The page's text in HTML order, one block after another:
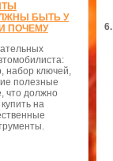
БЫТЬ У
ПОЧЕМУ
набор ключей,
полезные
что должно
на
6.